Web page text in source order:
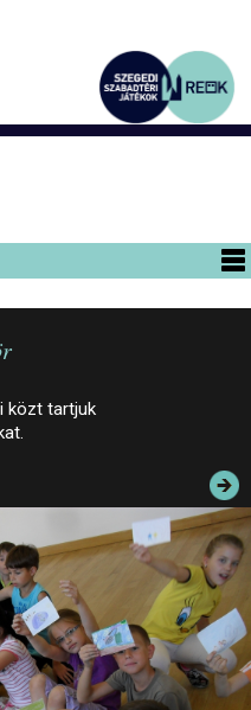
VEZETÉSEK
ADATOK
közt tartjuk